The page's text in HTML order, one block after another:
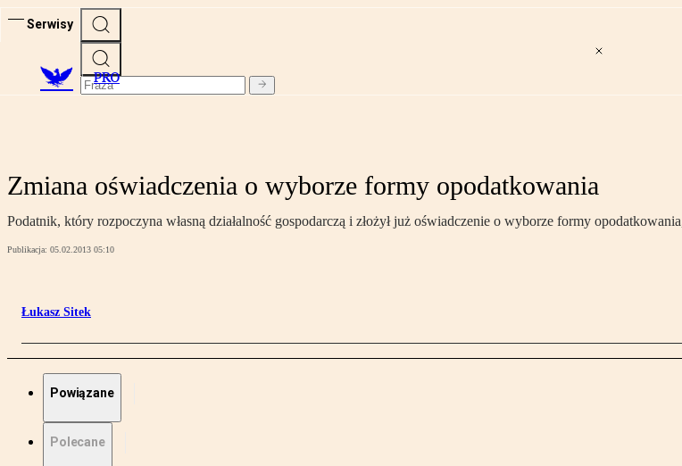
Serwisy
PRO
Zmiana oświadczenia o wyborze formy opodatkowania
Podatnik, który rozpoczyna własną działalność gospodarczą i złożył już oświadczenie o wyborze formy
Publikacja: 05.02.2013 05:10
Łukasz Sitek
Powiązane
Polecane